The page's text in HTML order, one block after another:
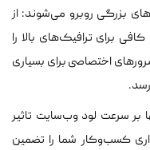
بزرگی روبرو می‌شوند: از
برای ترافیک‌های بالا را
اختصاصی برای بسیاری
سرعت لود وب‌سایت تاثیر
کسب‌وکار شما را تضمین